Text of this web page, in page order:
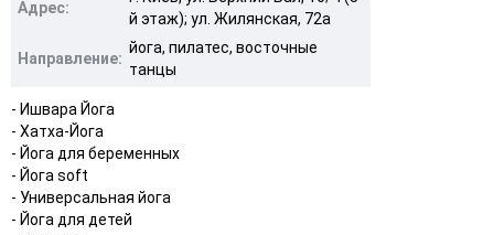
Адрес:
й этаж); ул. Жилянская, 72а
Направление:
йога, пилатес, восточные
танцы
- Ишвара Йога
- Хатха-Йога
- Йога для беременных
- Йога soft
- Универсальная йога
- Йога для детей